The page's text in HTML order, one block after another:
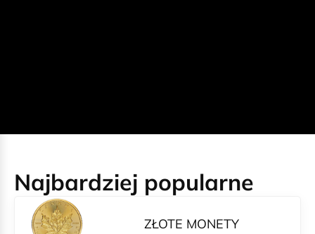
Najbardziej popularne
ZŁOTE MONETY